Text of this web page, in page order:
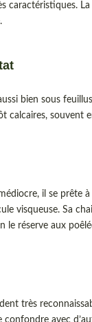
caractéristiques.
bien sous
calcaires, souvent
il se prête
visqueuse. Sa
le réserve aux
très
confondre avec